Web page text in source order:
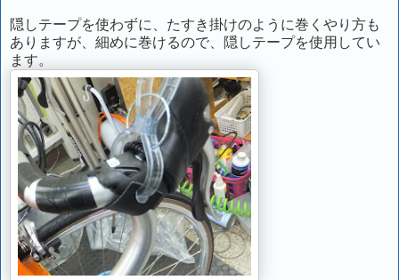
隠しテープを使わずに、たすき掛けのように巻くやり方も
ありますが、細めに巻けるので、隠しテープを使用してい
ます。